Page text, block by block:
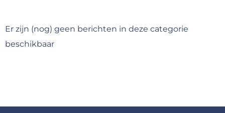
Er zijn (nog) geen berichten in deze categorie
beschikbaar